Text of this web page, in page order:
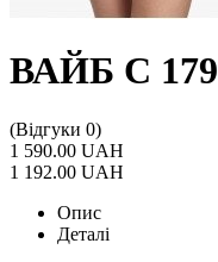
ВАЙБ С 179
(Відгуки 0)
1 590.00 UAH
1 192.00 UAH
Опис
Деталі